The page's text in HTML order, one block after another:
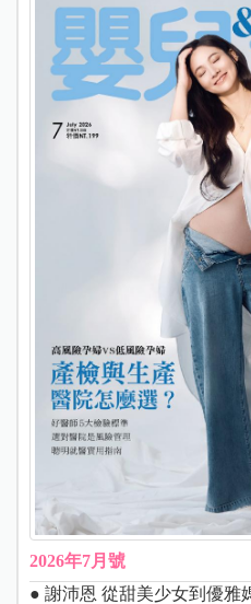
2026年7月號
● 謝沛恩 從甜美少女到優雅